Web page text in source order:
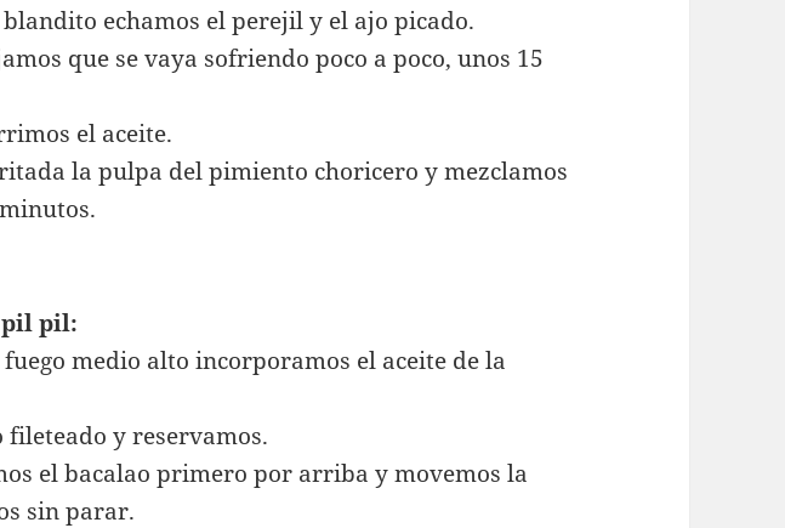
echamos el perejil y el ajo picado.
que se vaya sofriendo poco a poco, unos 15
el aceite.
la pulpa del pimiento choricero y mezclamos
pil pil:
medio alto incorporamos el aceite de la
fileteado y reservamos.
el bacalao primero por arriba y movemos la
sin parar.